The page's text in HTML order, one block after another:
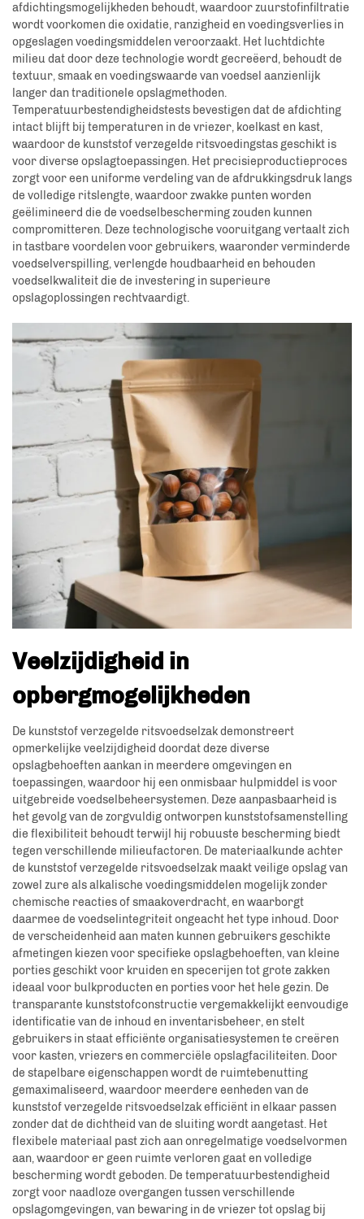
afdichtingsmogelijkheden behoudt, waardoor zuurstofinfiltratie
wordt voorkomen die oxidatie, ranzigheid en voedingsverlies in
opgeslagen voedingsmiddelen veroorzaakt. Het luchtdichte
milieu dat door deze technologie wordt gecreëerd, behoudt de
textuur, smaak en voedingswaarde van voedsel aanzienlijk
langer dan traditionele opslagmethoden.
Temperatuurbestendigheidstests bevestigen dat de afdichting
intact blijft bij temperaturen in de vriezer, koelkast en kast,
waardoor de kunststof verzegelde ritsvoedingstas geschikt is
voor diverse opslagtoepassingen. Het precisieproductieproces
zorgt voor een uniforme verdeling van de afdrukkingsdruk langs
de volledige ritslengte, waardoor zwakke punten worden
geëlimineerd die de voedselbescherming zouden kunnen
compromitteren. Deze technologische vooruitgang vertaalt zich
in tastbare voordelen voor gebruikers, waaronder verminderde
voedselverspilling, verlengde houdbaarheid en behouden
voedselkwaliteit die de investering in superieure
opslagoplossingen rechtvaardigt.
Veelzijdigheid in
opbergmogelijkheden
De kunststof verzegelde ritsvoedselzak demonstreert
opmerkelijke veelzijdigheid doordat deze diverse
opslagbehoeften aankan in meerdere omgevingen en
toepassingen, waardoor hij een onmisbaar hulpmiddel is voor
uitgebreide voedselbeheersystemen. Deze aanpasbaarheid is
het gevolg van de zorgvuldig ontworpen kunststofsamenstelling
die flexibiliteit behoudt terwijl hij robuuste bescherming biedt
tegen verschillende milieufactoren. De materiaalkunde achter
de kunststof verzegelde ritsvoedselzak maakt veilige opslag van
zowel zure als alkalische voedingsmiddelen mogelijk zonder
chemische reacties of smaakoverdracht, en waarborgt
daarmee de voedselintegriteit ongeacht het type inhoud. Door
de verscheidenheid aan maten kunnen gebruikers geschikte
afmetingen kiezen voor specifieke opslagbehoeften, van kleine
porties geschikt voor kruiden en specerijen tot grote zakken
ideaal voor bulkproducten en porties voor het hele gezin. De
transparante kunststofconstructie vergemakkelijkt eenvoudige
identificatie van de inhoud en inventarisbeheer, en stelt
gebruikers in staat efficiënte organisatiesystemen te creëren
voor kasten, vriezers en commerciële opslagfaciliteiten. Door
de stapelbare eigenschappen wordt de ruimtebenutting
gemaximaliseerd, waardoor meerdere eenheden van de
kunststof verzegelde ritsvoedselzak efficiënt in elkaar passen
zonder dat de dichtheid van de sluiting wordt aangetast. Het
flexibele materiaal past zich aan onregelmatige voedselvormen
aan, waardoor er geen ruimte verloren gaat en volledige
bescherming wordt geboden. De temperatuurbestendigheid
zorgt voor naadloze overgangen tussen verschillende
opslagomgevingen, van bewaring in de vriezer tot opslag bij